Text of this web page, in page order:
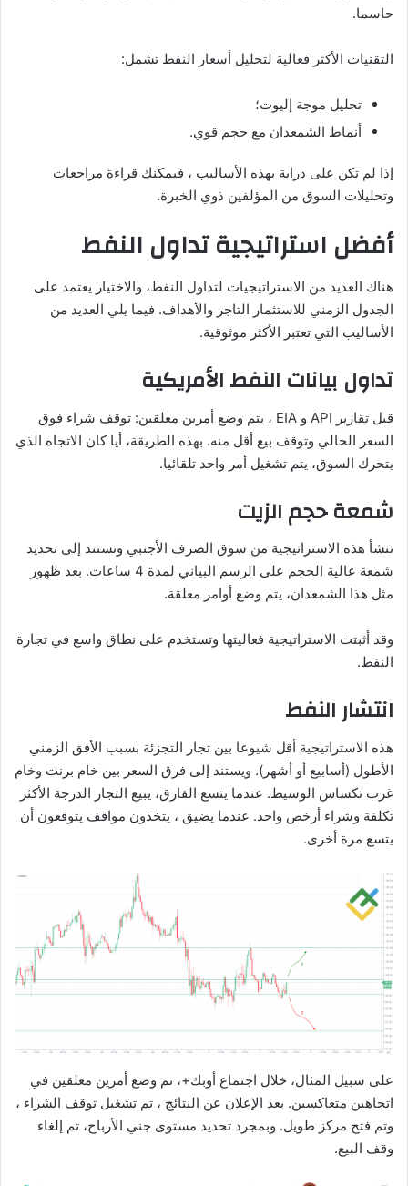
حاسما.
التقنيات الأكثر فعالية لتحليل أسعار النفط تشمل:
تحليل موجة إليوت؛
أنماط الشمعدان مع حجم قوي.
إذا لم تكن على دراية بهذه الأساليب ، فيمكنك قراءة مراجعات
وتحليلات السوق من المؤلفين ذوي الخبرة.
أفضل استراتيجية تداول النفط
هناك العديد من الاستراتيجيات لتداول النفط، والاختيار يعتمد على
الجدول الزمني للاستثمار التاجر والأهداف. فيما يلي العديد من
الأساليب التي تعتبر الأكثر موثوقية.
تداول بيانات النفط الأمريكية
قبل تقارير API و EIA ، يتم وضع أمرين معلقين: توقف شراء فوق
السعر الحالي وتوقف بيع أقل منه. بهذه الطريقة، أيا كان الاتجاه الذي
يتحرك السوق، يتم تشغيل أمر واحد تلقائيا.
شمعة حجم الزيت
تنشأ هذه الاستراتيجية من سوق الصرف الأجنبي وتستند إلى تحديد
شمعة عالية الحجم على الرسم البياني لمدة 4 ساعات. بعد ظهور
مثل هذا الشمعدان، يتم وضع أوامر معلقة.
وقد أثبتت الاستراتيجية فعاليتها وتستخدم على نطاق واسع في تجارة
النفط.
انتشار النفط
هذه الاستراتيجية أقل شيوعا بين تجار التجزئة بسبب الأفق الزمني
الأطول (أسابيع أو أشهر). ويستند إلى فرق السعر بين خام برنت وخام
غرب تكساس الوسيط. عندما يتسع الفارق، يبيع التجار الدرجة الأكثر
تكلفة وشراء أرخص واحد. عندما يضيق ، يتخذون مواقف يتوقعون أن
يتسع مرة أخرى.
على سبيل المثال، خلال اجتماع أوبك+، تم وضع أمرين معلقين في
اتجاهين متعاكسين. بعد الإعلان عن النتائج ، تم تشغيل توقف الشراء ،
وتم فتح مركز طويل. وبمجرد تحديد مستوى جني الأرباح، تم إلغاء
وقف البيع.